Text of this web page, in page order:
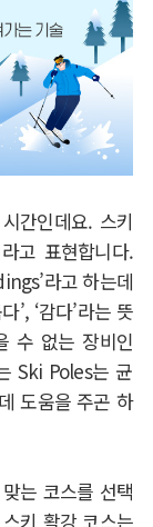
간인데요. 스키
고 표현합니다.
라고 하는데
’, ‘감다’라는 뜻
수 없는 장비인
Ski Poles는 균
도움을 주곤 하
는 코스를 선택
키 활강 코스는